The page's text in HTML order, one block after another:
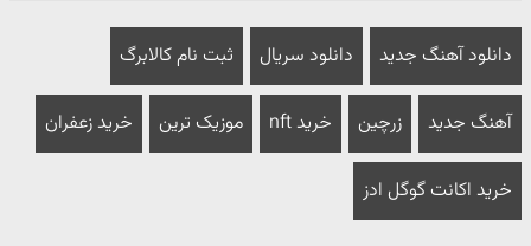
دانلود آهنگ جدید دانلود سریال ثبت نام کالابرگ
آهنگ جدید زرچین خرید nft موزیک ترین خرید زعفران
خرید اکانت گوگل ادز